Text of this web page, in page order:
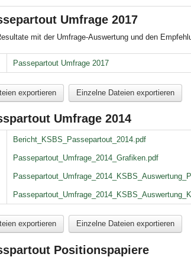
Umfrage 2017
mit der Umfrage-Auswertung und den
Umfrage 2017
Passepartout Umfrage 2017
exportieren Einzelne Dateien exportieren
Umfrage 2014
Umfrage 2014
Bericht_KSBS_Passepartout_2014.pdf
Passepartout_Umfrage_2014_Grafiken.pdf
exportieren Einzelne Dateien exportieren
Positionspapiere